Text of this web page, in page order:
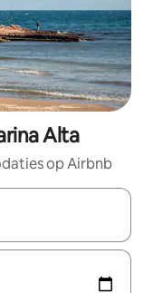
Alta
op Airbnb
maak je een keuze